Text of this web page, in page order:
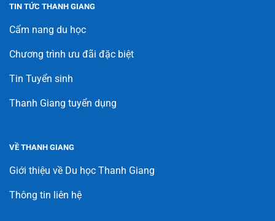
TIN TỨC THANH GIANG
Cẩm nang du học
Chương trình ưu đãi đặc biệt
Tin Tuyển sinh
Thanh Giang tuyển dụng
VỀ THANH GIANG
Giới thiệu về Du học Thanh Giang
Thông tin liên hệ